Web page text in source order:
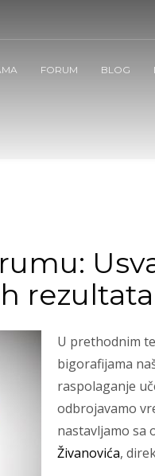
FORUM BLOG
rezultata
U prethodnim
bigorafijama
raspolaganje
odbrojavamo
nastavljamo sa
Živanovića,